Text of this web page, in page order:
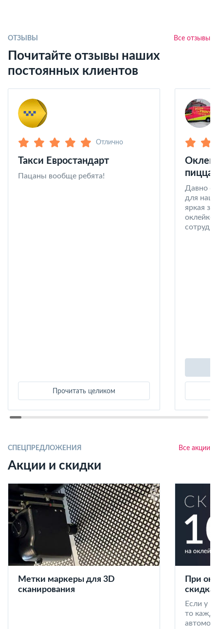
ОТЗЫВЫ Все отзывы
Почитайте отзывы наших
постоянных клиентов
Отлично
Такси Евростандарт
Пацаны вообще ребята!
Прочитать целиком
пицца
Давно
для
яркая
оклейке
СПЕЦПРЕДЛОЖЕНИЯ Все акции
Акции и скидки
Метки маркеры для 3D
сканирования
При
скидка
Если у
то